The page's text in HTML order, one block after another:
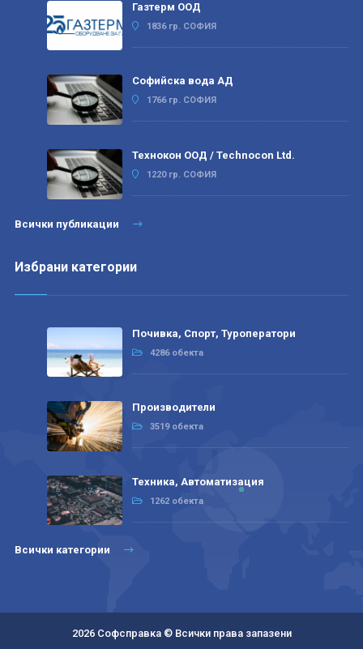
Газтерм ООД
1836 гр. СОФИЯ
Софийска вода АД
1766 гр. СОФИЯ
Технокон ООД / Technocon Ltd.
1220 гр. СОФИЯ
Всички публикации
Избрани категории
Почивка, Спорт, Туроператори
4286 обекта
Производители
3519 обекта
Техника, Автоматизация
1262 обекта
Всички категории
2026 Софсправка © Всички права запазени